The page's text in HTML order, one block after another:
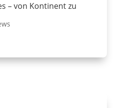
– von Kontinent zu